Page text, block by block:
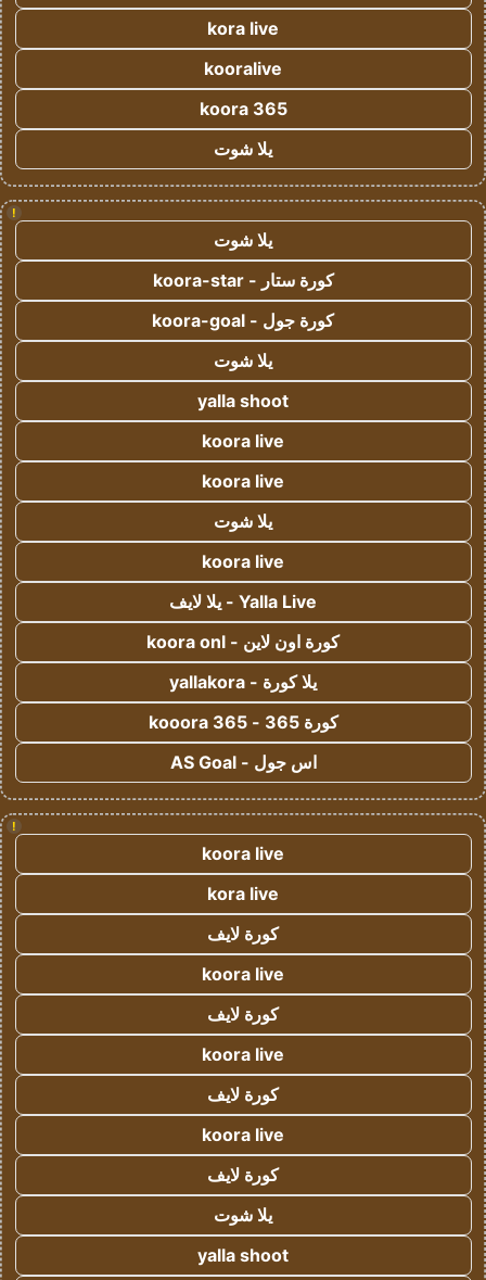
kora live
kooralive
koora 365
يلا شوت
!
يلا شوت
كورة ستار - koora-star
كورة جول - koora-goal
يلا شوت
yalla shoot
koora live
koora live
يلا شوت
koora live
Yalla Live - يلا لايف
كورة اون لاين - koora onl
يلا كورة - yallakora
كورة 365 - kooora 365
اس جول - AS Goal
!
koora live
kora live
كورة لايف
koora live
كورة لايف
koora live
كورة لايف
koora live
كورة لايف
يلا شوت
yalla shoot